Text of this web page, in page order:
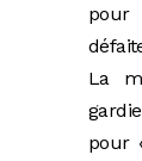
pour
La
pour